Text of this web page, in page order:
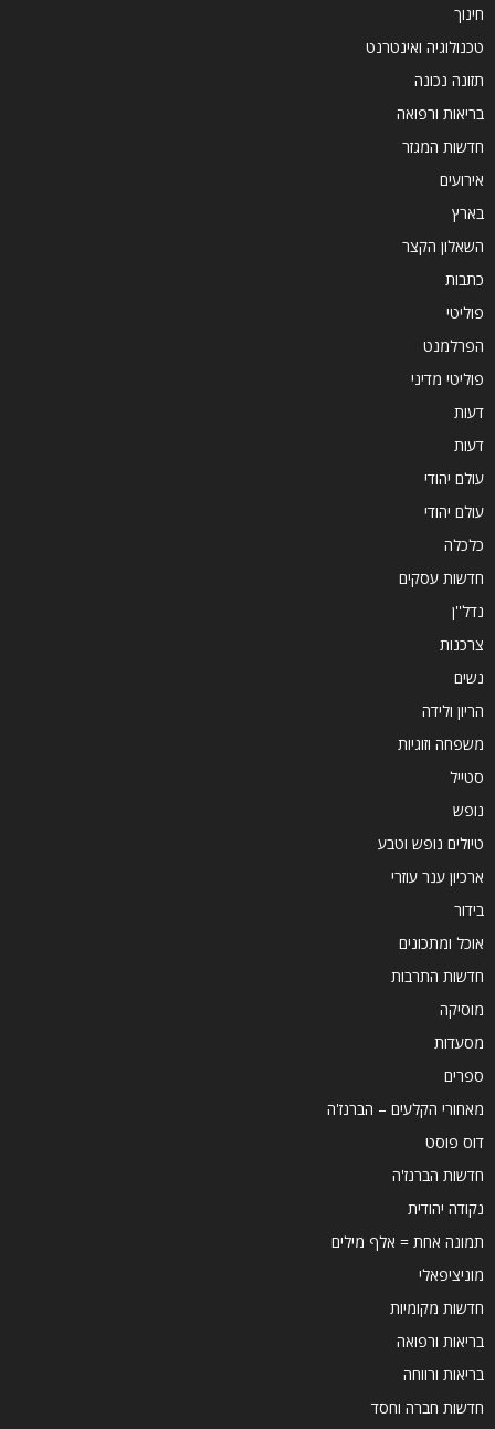
חינוך
טכנולוגיה ואינטרנט
תזונה נכונה
בריאות ורפואה
חדשות המגזר
אירועים
בארץ
השאלון הקצר
כתבות
פוליטי
הפרלמנט
פוליטי מדיני
דעות
דעות
עולם יהודי
עולם יהודי
כלכלה
חדשות עסקים
נדל''ן
צרכנות
נשים
הריון ולידה
משפחה וזוגיות
סטייל
נופש
טיולים נופש וטבע
ארכיון ענר עוזרי
בידור
אוכל ומתכונים
חדשות התרבות
מוסיקה
מסעדות
ספרים
מאחורי הקלעים – הברנז'ה
דוס פוסט
חדשות הברנז'ה
נקודה יהודית
תמונה אחת = אלף מילים
מוניציפאלי
חדשות מקומיות
בריאות ורפואה
בריאות ורווחה
חדשות חברה וחסד